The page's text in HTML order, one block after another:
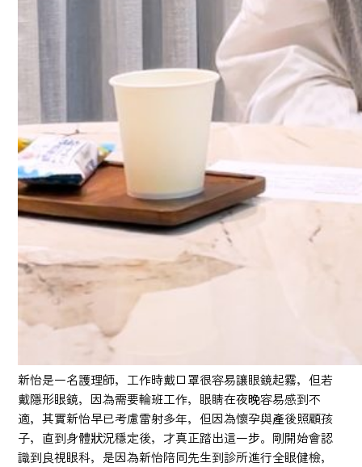
新怡是一名護理師，工作時戴口罩很容易讓眼鏡起霧，但若
戴隱形眼鏡，因為需要輪班工作，眼睛在夜晚容易感到不
適，其實新怡早已考慮雷射多年，但因為懷孕與產後照顧孩
子，直到身體狀況穩定後，才真正踏出這一步。剛開始會認
識到良視眼科，是因為新怡陪同先生到診所進行全眼健檢，